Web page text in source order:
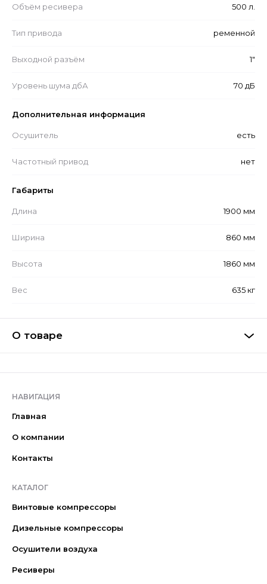
Объём ресивера 500 л.
Тип привода ременной
Выходной разъём 1"
Уровень шума дбА 70 дБ
Дополнительная информация
Осушитель есть
Частотный привод нет
Габариты
Длина 1900 мм
Ширина 860 мм
Высота 1860 мм
Вес 635 кг
О товаре
НАВИГАЦИЯ
Главная
О компании
Контакты
КАТАЛОГ
Винтовые компрессоры
Дизельные компрессоры
Осушители воздуха
Ресиверы